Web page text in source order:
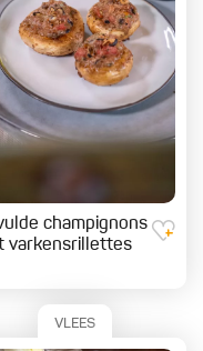
champignons
varkensrillettes
VLEES